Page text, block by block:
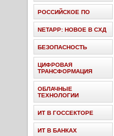
РОССИЙСКОЕ ПО
NETAPP: НОВОЕ В СХД
БЕЗОПАСНОСТЬ
ЦИФРОВАЯ
ТРАНСФОРМАЦИЯ
ОБЛАЧНЫЕ
ТЕХНОЛОГИИ
ИТ В ГОССЕКТОРЕ
ИТ В БАНКАХ